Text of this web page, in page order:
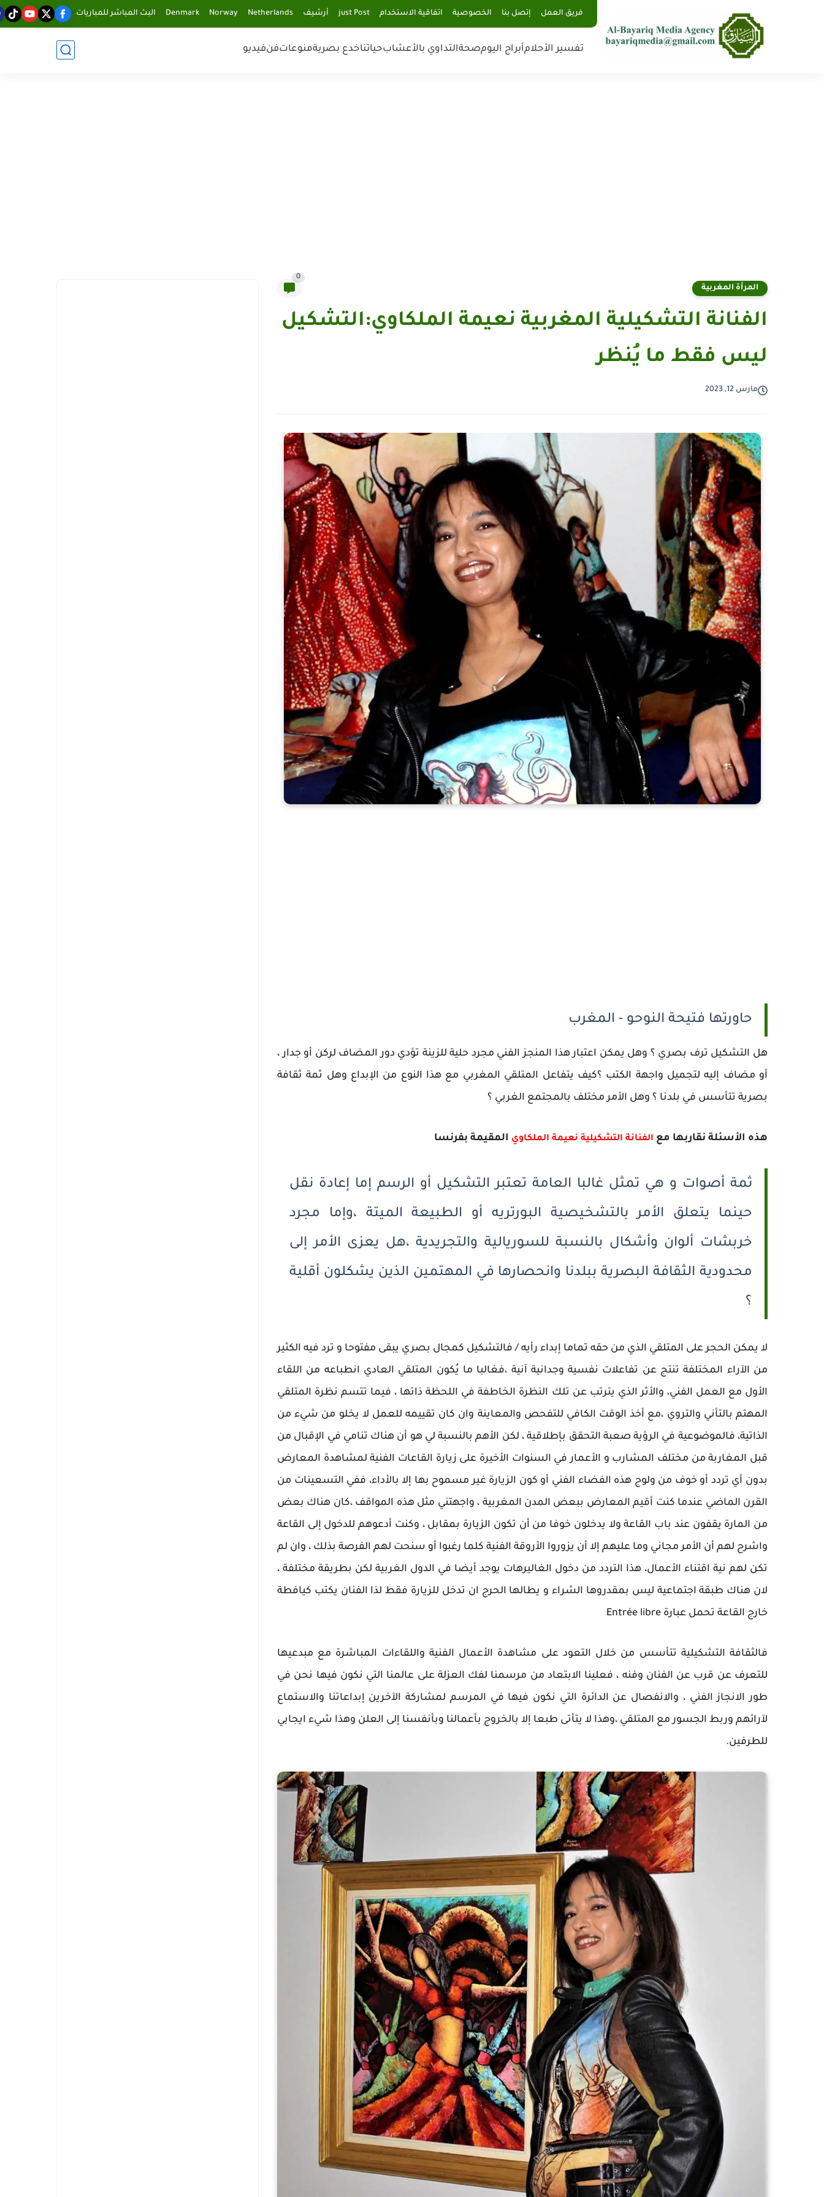
فريق العمل إتصل بنا الخصوصية اتفاقية الاستخدام just Post أرشيف Netherlands
Norway
Denmark البث المباشر للمباريات
تفسير الأحلامأبراج اليومصحةالتداوي بالأعشابحياتناخدع بصريةمنوعاتفنفيديو
المرأة المغربية
0
الفنانة التشكيلية المغربية نعيمة الملكاوي:التشكيل
ليس فقط ما يُنظر
مارس 12, 2023
حاورتها فتيحة النوحو - المغرب
هل التشكيل ترف بصري ؟ وهل يمكن اعتبار هذا المنجز الفني مجرد حلية للزينة تؤدي دور المضاف لركن أو جدار ،
أو مضاف إليه لتجميل واجهة الكتب ؟كيف يتفاعل المتلقي المغربي مع هذا النوع من الإبداع وهل ثمة ثقافة
بصرية تتأسس في بلدنا ؟ وهل الأمر مختلف بالمجتمع الغربي ؟
هذه الأسئلة نقاربها مع الفنانة التشكيلية نعيمة الملكاوي المقيمة بفرنسا
ثمة أصوات و هي تمثل غالبا العامة تعتبر التشكيل أو الرسم إما إعادة نقل
حينما يتعلق الأمر بالتشخيصية البورتريه أو الطبيعة الميتة ،وإما مجرد
خربشات ألوان وأشكال بالنسبة للسوريالية والتجريدية ،هل يعزى الأمر إلى
محدودية الثقافة البصرية ببلدنا وانحصارها في المهتمين الذين يشكلون أقلية
؟
لا يمكن الحجر على المتلقي الذي من حقه تماما إبداء رأيه / فالتشكيل كمجال بصري يبقى مفتوحا و ترد فيه الكثير
من الآراء المختلفة تنتج عن تفاعلات نفسية وجدانية آنية ،فغالبا ما يُكون المتلقي العادي انطباعه من اللقاء
الأول مع العمل الفني، والأثر الذي يترتب عن تلك النظرة الخاطفة في اللحظة ذاتها ، فيما تتسم نظرة المتلقي
المهتم بالتأني والتروي ،مع أخذ الوقت الكافي للتفحص والمعاينة وان كان تقييمه للعمل لا يخلو من شيء من
الذاتية، فالموضوعية في الرؤية صعبة التحقق بإطلاقية ، لكن الأهم بالنسبة لي هو أن هناك تنامي في الإقبال من
قبل المغاربة من مختلف المشارب و الأعمار في السنوات الأخيرة على زيارة القاعات الفنية لمشاهدة المعارض
بدون أي تردد أو خوف من ولوج هذه الفضاء الفني أو كون الزيارة غير مسموح بها إلا بالأداء، ففي التسعينات من
القرن الماضي عندما كنت أقيم المعارض ببعض المدن المغربية ، واجهتني مثل هذه المواقف ،كان هناك بعض
من المارة يقفون عند باب القاعة ولا يدخلون خوفا من أن تكون الزيارة بمقابل ، وكنت أدعوهم للدخول إلى القاعة
واشرح لهم أن الأمر مجاني وما عليهم إلا أن يزوروا الأروقة الفنية كلما رغبوا أو سنحت لهم الفرصة بذلك ، وان لم
تكن لهم نية اقتناء الأعمال، هذا التردد من دخول الغاليرهات يوجد أيضا في الدول الغربية لكن بطريقة مختلفة ،
لان هناك طبقة اجتماعية ليس بمقدروها الشراء و يطالها الحرج ان تدخل للزيارة فقط لذا الفنان يكتب كيافطة
خارج القاعة تحمل عبارة Entrée libre
فالثقافة التشكيلية تتأسس من خلال التعود على مشاهدة الأعمال الفنية واللقاءات المباشرة مع مبدعيها
للتعرف عن قرب عن الفنان وفنه ، فعلينا الابتعاد من مرسمنا لفك العزلة على عالمنا التي نكون فيها نحن في
طور الانجاز الفني ، والانفصال عن الدائرة التي نكون فيها في المرسم لمشاركة الآخرين إبداعاتنا والاستماع
لآرائهم وربط الجسور مع المتلقي ،وهذا لا يتأتى طبعا إلا بالخروج بأعمالنا وبأنفسنا إلى العلن وهذا شيء ايجابي
للطرفين.